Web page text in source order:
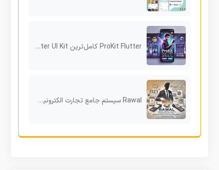
ProKit Flutter کامل‌ترین Flutter UI Kit با قابلیت Chat GPT برای توسعه اپلیکیشن‌های مدرن
Rawal سیستم جامع تجارت الکترونیک با POS و اپلیکیشن اندروید برای برندهای چندمکانی